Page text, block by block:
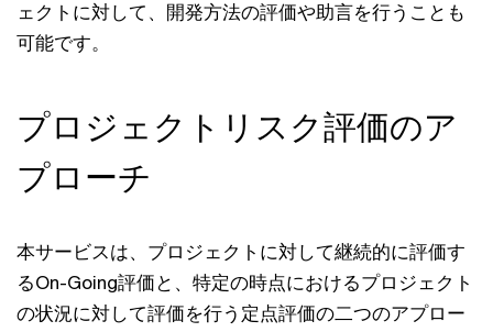
ェクトに対して、開発方法の評価や助言を行うことも
可能です。
プロジェクトリスク評価のア
プローチ
本サービスは、プロジェクトに対して継続的に評価す
るOn-Going評価と、特定の時点におけるプロジェクト
の状況に対して評価を行う定点評価の二つのアプロー